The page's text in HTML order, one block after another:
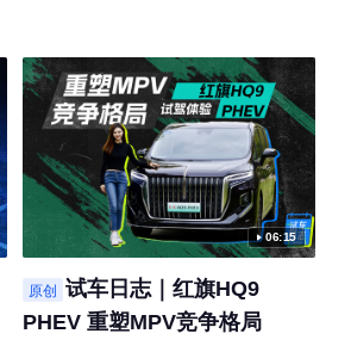
06:15
原创
试车日志｜红旗HQ9
PHEV 重塑MPV竞争格局